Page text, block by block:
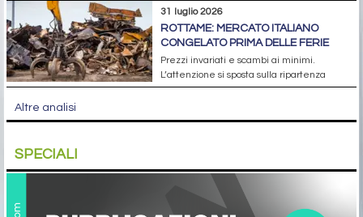
31 luglio 2026
ROTTAME: MERCATO ITALIANO
CONGELATO PRIMA DELLE FERIE
Prezzi invariati e scambi ai minimi.
L’attenzione si sposta sulla ripartenza
Altre analisi
SPECIALI